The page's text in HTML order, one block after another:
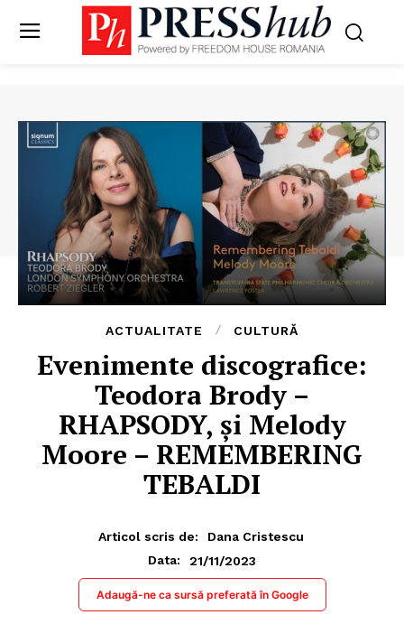
ACTUALITATE CULTURĂ
Evenimente discografice:
Teodora Brody –
RHAPSODY, și Melody
Moore – REMEMBERING
TEBALDI
Articol scris de:
Dana Cristescu
Data:
21/11/2023
Adaugă-ne ca sursă preferată în Google